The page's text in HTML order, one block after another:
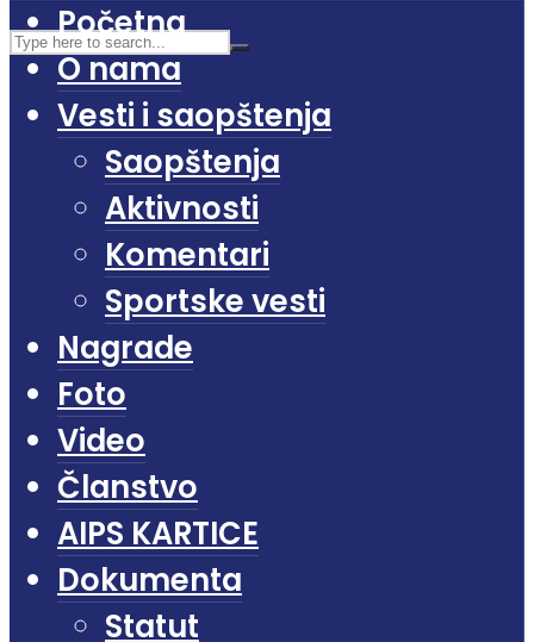
Početna
O nama
Vesti i saopštenja
Saopštenja
Aktivnosti
Komentari
Sportske vesti
Nagrade
Foto
Video
Članstvo
AIPS KARTICE
Dokumenta
Statut